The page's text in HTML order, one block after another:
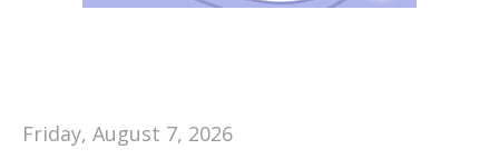
Friday, August 7, 2026